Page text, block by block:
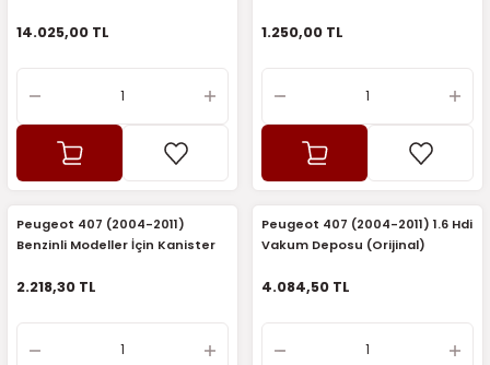
14.025,00 TL 1.250,00 TL
Peugeot 407 (2004-2011)
Benzinli Modeller İçin Kanister
2.218,30 TL
Peugeot 407 (2004-2011) 1.6 Hdi
Vakum Deposu (Orijinal)
4.084,50 TL